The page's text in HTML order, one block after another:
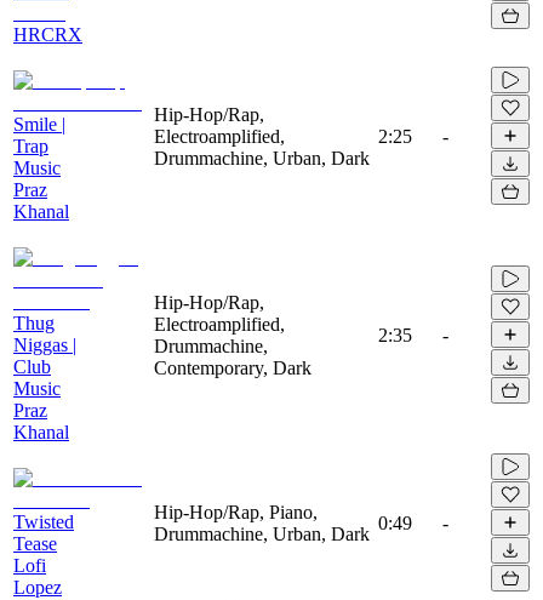
HRCRX
Smile |
Trap
Music
Praz
Khanal
Hip-Hop/Rap,
Electroamplified,
Drummachine, Urban, Dark
2:25 -
Thug
Niggas |
Club
Music
Praz
Khanal
Hip-Hop/Rap,
Electroamplified,
Drummachine,
Contemporary, Dark
2:35 -
Twisted
Tease
Lofi
Lopez
Hip-Hop/Rap, Piano,
Drummachine, Urban, Dark
0:49 -